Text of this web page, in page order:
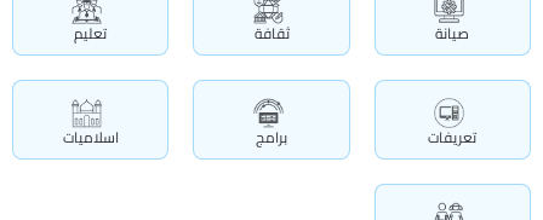
صيانة ثقافة تعليم
تعريفات برامج اسلاميات